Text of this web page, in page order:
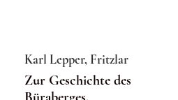
Karl Lepper, Fritzlar
Zur Geschichte des